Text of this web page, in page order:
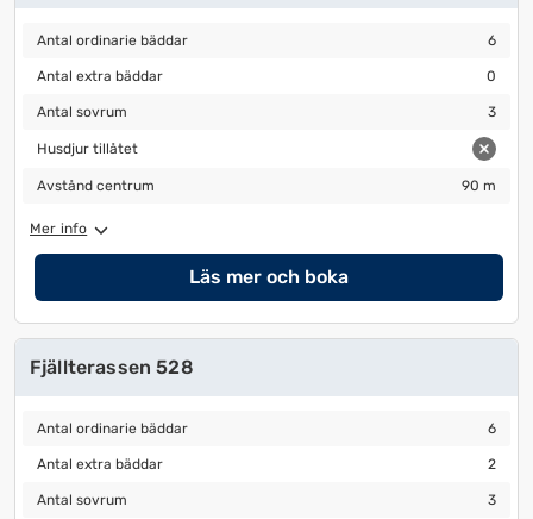
Antal ordinarie bäddar
Antal ordinarie bäddar 6
Antal extra bäddar
Antal extra bäddar 0
Antal sovrum
Antal sovrum 3
Husdjur tillåtet
Husdjur tillåtet
Avstånd centrum
Avstånd centrum 90 m
Mer info
Läs mer och boka
Fjällterassen 528
Antal ordinarie bäddar
Antal ordinarie bäddar 6
Antal extra bäddar
Antal extra bäddar 2
Antal sovrum
Antal sovrum 3